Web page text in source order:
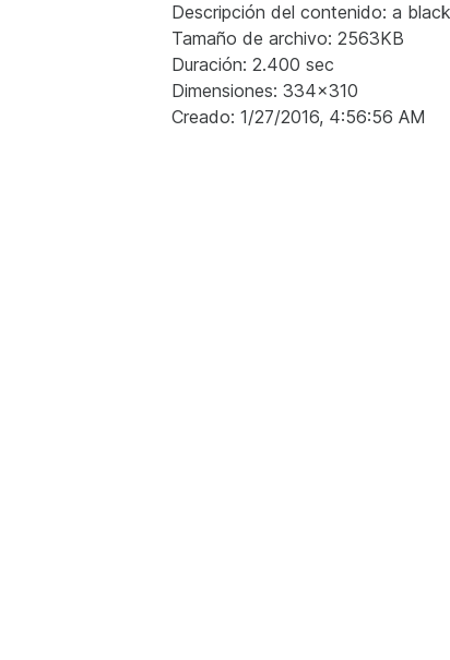
Descripción del contenido: a
Tamaño de archivo: 2563KB
Duración: 2.400 sec
Dimensiones: 334x310
Creado: 1/27/2016, 4:56:56 AM